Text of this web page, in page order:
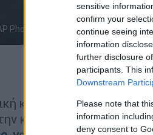
sensitive
confirm your
continue seeing
information
further disclosure
participants. This
Downstream
Please note that
information
deny consent to
Photo/Jon Gambrell)
Προσθέστε το
κίνηση απέναντι στην
κυβέρνηση τηςανατ.